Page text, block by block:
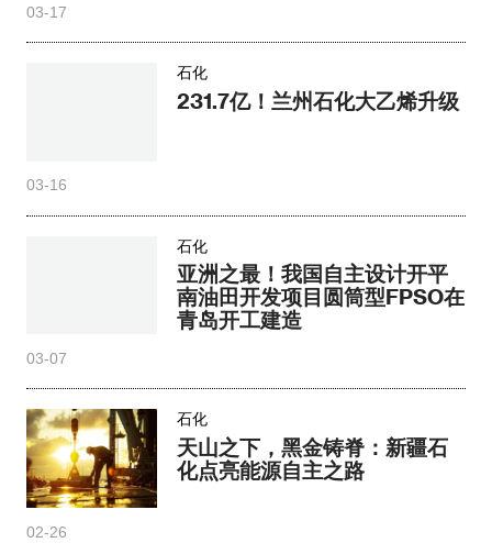
03-17
石化
231.7亿！兰州石化大乙烯升级
03-16
石化
亚洲之最！我国自主设计开平
南油田开发项目圆筒型FPSO在
青岛开工建造
03-07
石化
天山之下，黑金铸脊：新疆石
化点亮能源自主之路
02-26